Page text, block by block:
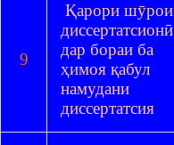
9
Қарори шӯрои
диссертатсионӣ
дар бораи ба
ҳимоя қабул
намудани
диссертатсия